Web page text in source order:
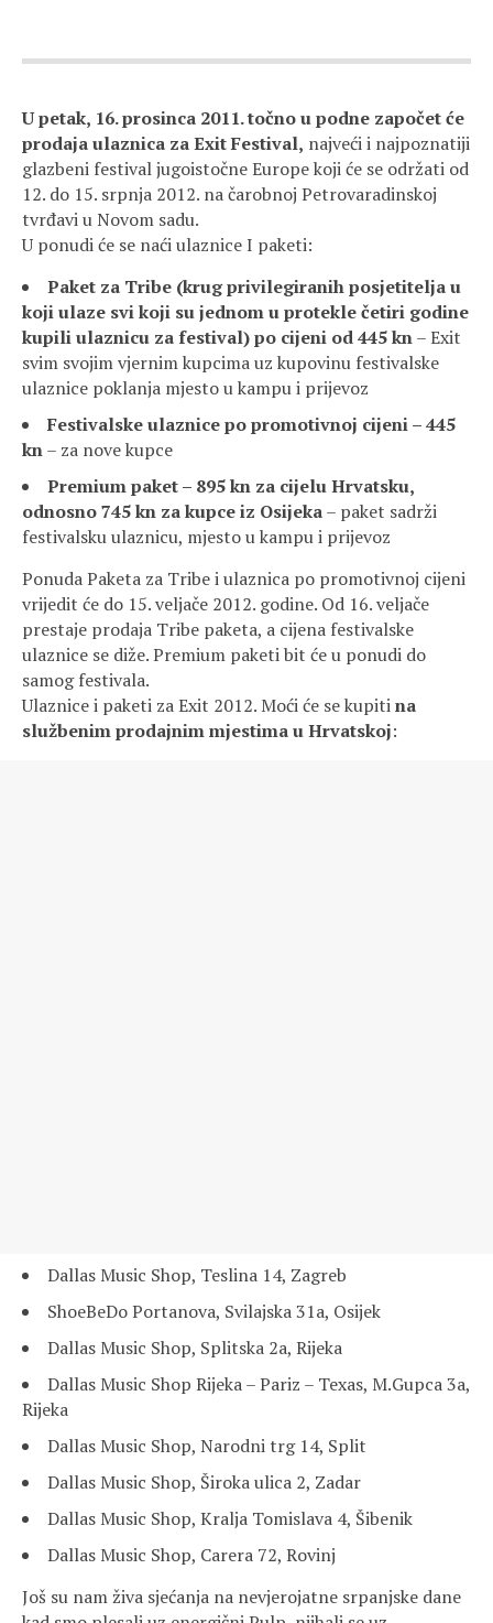
U petak, 16. prosinca 2011. točno u podne započet će
prodaja ulaznica za Exit Festival, najveći i najpoznatiji
glazbeni festival jugoistočne Europe koji će se održati od
12. do 15. srpnja 2012. na čarobnoj Petrovaradinskoj
tvrđavi u Novom sadu.
U ponudi će se naći ulaznice I paketi:
Paket za Tribe (krug privilegiranih posjetitelja u
koji ulaze svi koji su jednom u protekle četiri godine
kupili ulaznicu za festival) po cijeni od 445 kn– Exit
svim svojim vjernim kupcima uz kupovinu festivalske
ulaznice poklanja mjesto u kampu i prijevoz
Festivalske ulaznice po promotivnoj cijeni – 445
kn– za nove kupce
Premium paket – 895 kn za cijelu Hrvatsku,
odnosno 745 kn za kupce iz Osijeka– paket sadrži
festivalsku ulaznicu, mjesto u kampu i prijevoz
Ponuda Paketa za Tribe i ulaznica po promotivnoj cijeni
vrijedit će do 15. veljače 2012. godine. Od 16. veljače
prestaje prodaja Tribe paketa, a cijena festivalske
ulaznice se diže. Premium paketi bit će u ponudi do
samog festivala.
Ulaznice i paketi za Exit 2012. Moći će se kupitina
službenim prodajnim mjestima u Hrvatskoj:
Dallas Music Shop, Teslina 14, Zagreb
ShoeBeDo Portanova, Svilajska 31a, Osijek
Dallas Music Shop, Splitska 2a, Rijeka
Dallas Music Shop Rijeka – Pariz – Texas, M.Gupca 3a,
Rijeka
Dallas Music Shop, Narodni trg 14, Split
Dallas Music Shop, Široka ulica 2, Zadar
Dallas Music Shop, Kralja Tomislava 4, Šibenik
Dallas Music Shop, Carera 72, Rovinj
Još su nam živa sjećanja na nevjerojatne srpanjske dane